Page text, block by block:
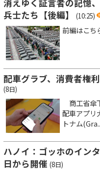
消えゆく証言者の記憶
兵士たち【後編】
(10:25)
前編はこ
配車グラブ、消費者権
(8日)
商工省傘
配車アプリ
トナム
ハノイ：ゴッホのイン
日から開催 (8日)